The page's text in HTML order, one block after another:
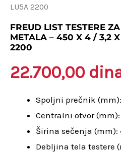
LU5A 2200
FREUD LIST TESTERE
METALA – 450 X 4 / 3,2
2200
22.700,00
Spoljni prečnik
Centralni otvor (mm):
Širina sečenja (mm):
Debljina tela testere
za
sečenje
obojenih
-